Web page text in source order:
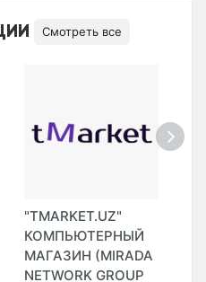
Смотреть все
"TMARKET.UZ"
КОМПЬЮТЕРНЫЙ
МАГАЗИН (MIRADA
NETWORK GROUP